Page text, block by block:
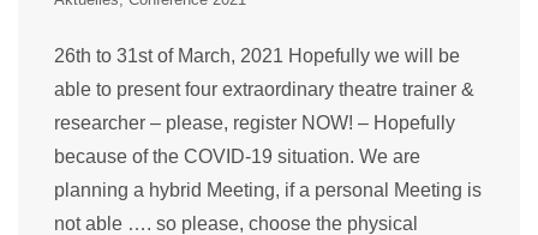
26th to 31st of March, 2021 Hopefully we will be
able to present four extraordinary theatre trainer &
researcher – please, register NOW! – Hopefully
because of the COVID-19 situation. We are
planning a hybrid Meeting, if a personal Meeting is
not able …. so please, choose the physical